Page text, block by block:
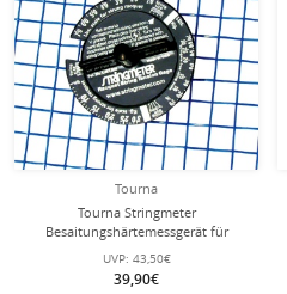
Tourna
Tourna Stringmeter
Besaitungshärtemessgerät für
Tennissaiten - 1 Stück
UVP: 43,50€
39,90€